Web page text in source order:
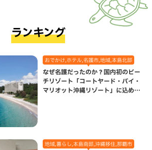
ランキング
おでかけ,ホテル,名護市,地域,本島北部
なぜ名護だったのか？国内初のビー
チリゾート「コートヤード・バイ・
マリオット沖縄リゾート」に込めら
地域,暮らし,本島南部,沖縄移住,那覇市